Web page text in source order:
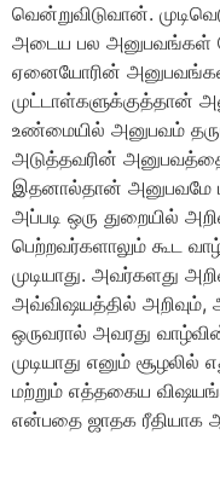
வென்றுவிடுவான்.
அடைய பல அனுபவங்கள்
ஏனையோரின் அனுபவங்கள்.
முட்டாள்களுக்குத்தான்
உண்மையில் அனுபவம்
அடுத்தவரின்
இதனால்தான் அனுபவமே
அப்படி ஒரு துறையில்
பெற்றவர்களாலும் கூட
முடியாது. அவர்களது
அவ்விஷயத்தில்
ஒருவரால் அவரது
முடியாது எனும்
மற்றும் எத்தகைய
என்பதை ஜாதக ரீதியாக